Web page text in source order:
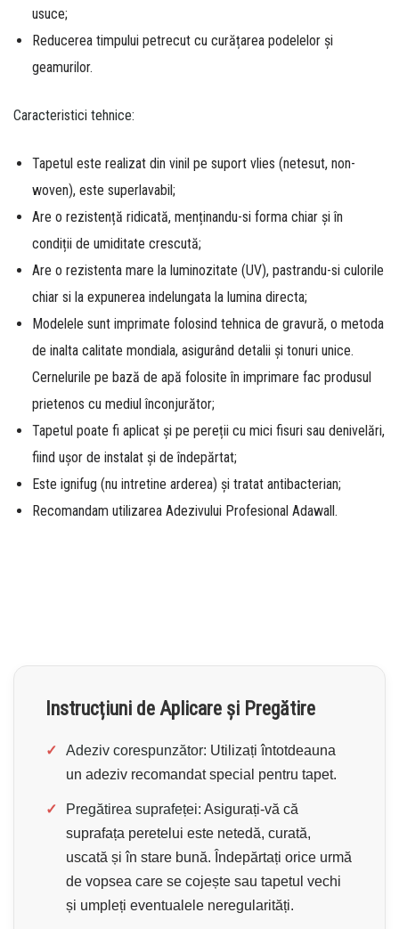
usuce;
Reducerea timpului petrecut cu curățarea podelelor și
geamurilor.
Caracteristici tehnice:
Tapetul este realizat din vinil pe suport vlies (netesut, non-
woven), este superlavabil;
Are o rezistență ridicată, menținandu-si forma chiar și în
condiții de umiditate crescută;
Are o rezistenta mare la luminozitate (UV), pastrandu-si culorile
chiar si la expunerea indelungata la lumina directa;
Modelele sunt imprimate folosind tehnica de gravură, o metoda
de inalta calitate mondiala, asigurând detalii și tonuri unice.
Cernelurile pe bază de apă folosite în imprimare fac produsul
prietenos cu mediul înconjurător;
Tapetul poate fi aplicat și pe pereții cu mici fisuri sau denivelări,
fiind ușor de instalat și de îndepărtat;
Este ignifug (nu intretine arderea) și tratat antibacterian;
Recomandam utilizarea Adezivului Profesional Adawall.
Instrucțiuni de Aplicare și Pregătire
✓ Adeziv corespunzător: Utilizați întotdeauna
un adeziv recomandat special pentru tapet.
✓ Pregătirea suprafeței: Asigurați-vă că
suprafața peretelui este netedă, curată,
uscată și în stare bună. Îndepărtați orice urmă
de vopsea care se cojește sau tapetul vechi
și umpleți eventualele neregularități.